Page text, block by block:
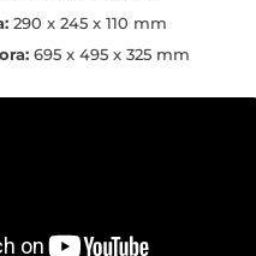
290 x 245 x 110 mm
695 x 495 x 325 mm